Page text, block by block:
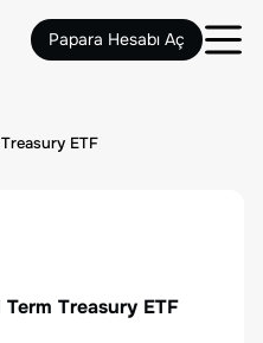
Papara Hesabı Aç
ETF
Treasury ETF